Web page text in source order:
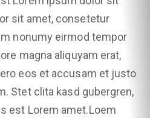
sit amet, consetetur
nonumy eirmod tempor
magna aliquyam erat,
eos et accusam et justo
Stet clita kasd gubergren,
est Lorem amet.Loem